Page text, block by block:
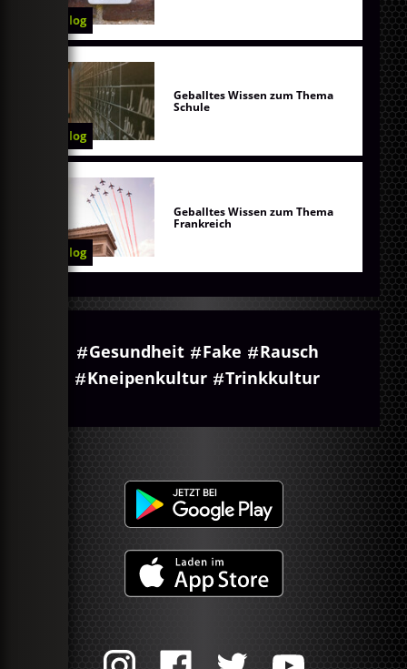
Blog
Blog
Geballtes Wissen zum Thema
Schule
Blog
Geballtes Wissen zum Thema
Frankreich
Gesundheit Fake
Rausch
Kneipenkultur
Trinkkultur